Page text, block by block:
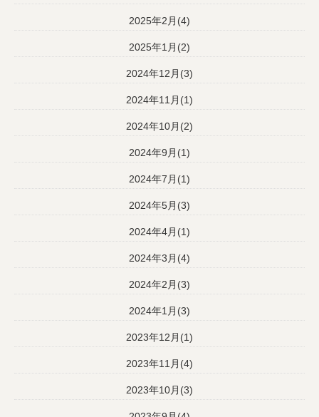
2025年2月(4)
2025年1月(2)
2024年12月(3)
2024年11月(1)
2024年10月(2)
2024年9月(1)
2024年7月(1)
2024年5月(3)
2024年4月(1)
2024年3月(4)
2024年2月(3)
2024年1月(3)
2023年12月(1)
2023年11月(4)
2023年10月(3)